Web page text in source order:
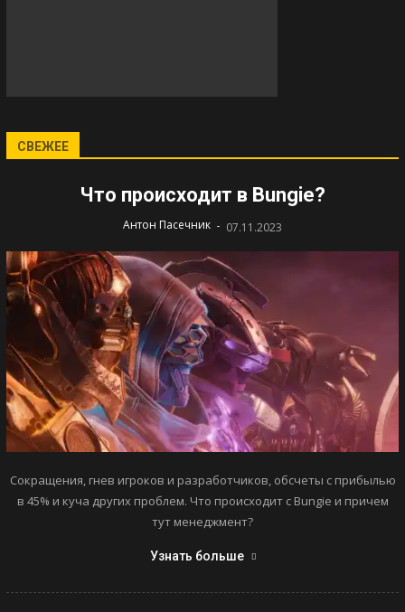
СВЕЖЕЕ
Что происходит в Bungie?
Антон Пасечник - 07.11.2023
Сокращения, гнев игроков и разработчиков, обсчеты с прибылью
в 45% и куча других проблем. Что происходит с Bungie и причем
тут менеджмент?
Узнать больше